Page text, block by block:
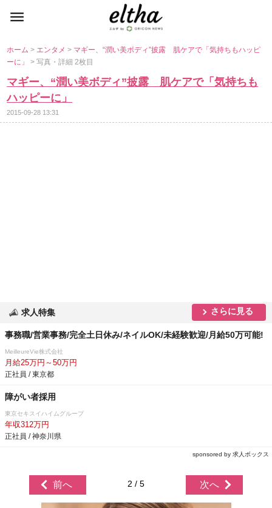
ホーム> エンタメ> マギー、“潤い美ボディ”披露 肌ケアで「気持ちもハッピ
ーに」> 写真・詳細 2枚目
マギー、“潤い美ボディ”披露 肌ケアで「気持ちも
ハッピーに」
2015-09-28 13:31
求人特集 さらに見る
事務職/営業事務/完全土日休み/ネイルOK/未経験歓迎/月給50万可能!
MeilleureVie株式会社
月給25万円～50万円
正社員 / 東京都
障がい者採用
東京セキスイハイムグループ
年収312万円
正社員 / 神奈川県
sponsored by 求人ボックス
前へ 2 / 5 次へ